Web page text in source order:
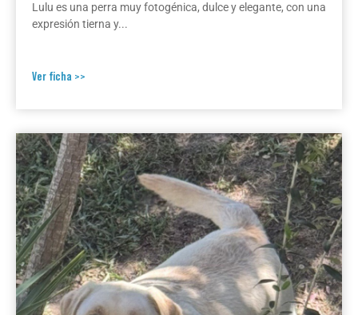
Lulu es una perra muy fotogénica, dulce y elegante, con una
expresión tierna y...
Ver ficha >>